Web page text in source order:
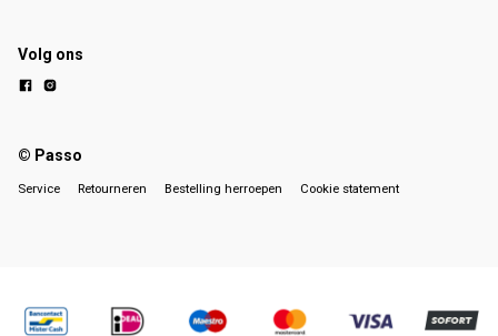
Volg ons
© Passo
Service Retourneren Bestelling herroepen Cookie statement